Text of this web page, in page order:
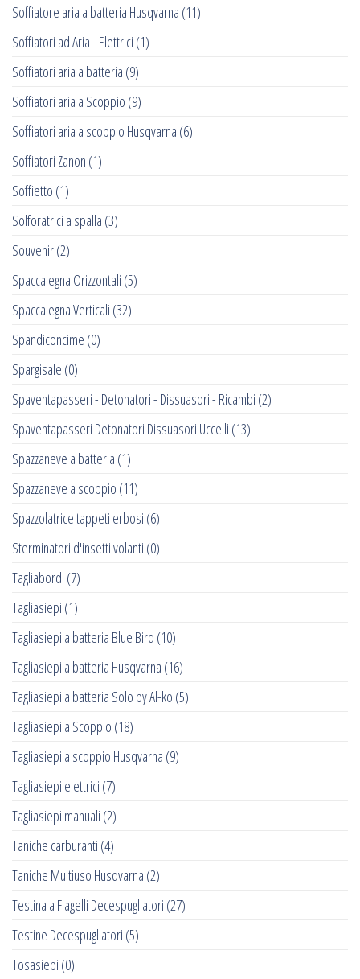
Soffiatore aria a batteria Husqvarna (11)
Soffiatori ad Aria - Elettrici (1)
Soffiatori aria a batteria (9)
Soffiatori aria a Scoppio (9)
Soffiatori aria a scoppio Husqvarna (6)
Soffiatori Zanon (1)
Soffietto (1)
Solforatrici a spalla (3)
Souvenir(2)
Spaccalegna Orizzontali (5)
Spaccalegna Verticali (32)
Spandiconcime (0)
Spargisale (0)
Spaventapasseri - Detonatori - Dissuasori - Ricambi (2)
Spaventapasseri Detonatori Dissuasori Uccelli (13)
Spazzaneve a batteria (1)
Spazzaneve a scoppio (11)
Spazzolatrice tappeti erbosi (6)
Sterminatori d'insetti volanti (0)
Tagliabordi (7)
Tagliasiepi (1)
Tagliasiepi a batteria Blue Bird (10)
Tagliasiepi a batteria Husqvarna (16)
Tagliasiepi a batteria Solo by Al-ko (5)
Tagliasiepi a Scoppio (18)
Tagliasiepi a scoppio Husqvarna (9)
Tagliasiepi elettrici (7)
Tagliasiepi manuali (2)
Taniche carburanti (4)
Taniche Multiuso Husqvarna (2)
Testina a Flagelli Decespugliatori (27)
Testine Decespugliatori (5)
Tosasiepi (0)